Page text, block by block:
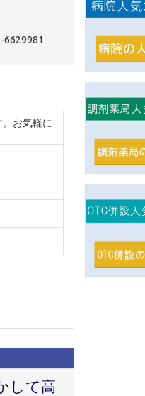
6629981
お気軽に
して高